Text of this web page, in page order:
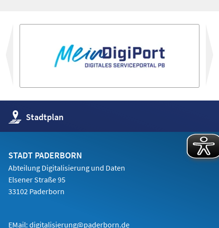
Stadtplan
(Öffnet
in
einem
Tab)
STADT PADERBORN
Abteilung Digitalisierung und Daten
Elsener Straße 95
33102 Paderborn
EMail: digitalisierung@paderborn.de